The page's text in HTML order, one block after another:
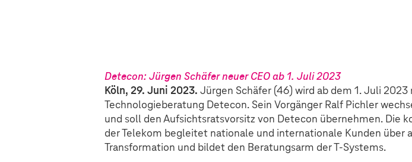
Detecon: Jürgen Schäfer neuer CEO ab 1. Juli 2023
Köln, 29. Juni 2023. Jürgen Schäfer (46) wird ab dem 1. Juli
Technologieberatung Detecon. Sein Vorgänger Ralf Pichler
und soll den Aufsichtsratsvorsitz von Detecon übernehmen. Die
der Telekom begleitet nationale und internationale Kunden über
Transformation und bildet den Beratungsarm der T-Systems.